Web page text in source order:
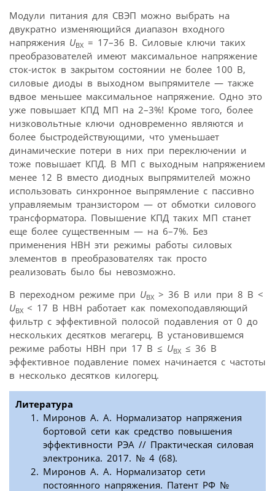
Модули питания для СВЭП можно выбрать на
двукратно изменяющийся диапазон входного
напряжения UВХ = 17–36 В. Силовые ключи таких
преобразователей имеют максимальное напряжение
сток-исток в закрытом состоянии не более 100 В,
силовые диоды в выходном выпрямителе — также
вдвое меньшее максимальное напряжение. Одно это
уже повышает КПД МП на 2–3%! Кроме того, более
низковольтные ключи одновременно являются и
более быстродействующими, что уменьшает
динамические потери в них при переключении и
тоже повышает КПД. В МП с выходным напряжением
менее 12 В вместо диодных выпрямителей можно
использовать синхронное выпрямление с пассивно
управляемым транзистором — от обмотки силового
трансформатора. Повышение КПД таких МП станет
еще более существенным — на 6–7%. Без
применения НВН эти режимы работы силовых
элементов в преобразователях так просто
реализовать было бы невозможно.
В переходном режиме при UВХ > 36 В или при 8 В <
UВХ < 17 В НВН работает как помехо­подавляющий
фильтр с эффективной полосой подавления от 0 до
нескольких десятков мегагерц. В установившемся
режиме работы НВН при 17 В ≤ UВХ ≤ 36 В
эффективное подавление помех начинается с частоты
в несколько десятков килогерц.
Литература
Миронов А. А. Нормализатор напряжения
бортовой сети как средство повышения
эффективности РЭА // Практическая силовая
электроника. 2017. № 4 (68).
Миронов А. А. Нормализатор сети
постоянного напряжения. Патент РФ №